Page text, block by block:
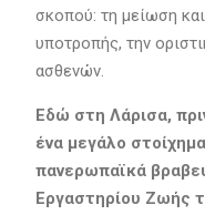
σκοπού: τη μείωση
υποτροπής, την
ασθενών.
Εδώ στη Λάρισα,
ένα μεγάλο
πανερωπαϊκά
Εργαστηρίου Ζωής